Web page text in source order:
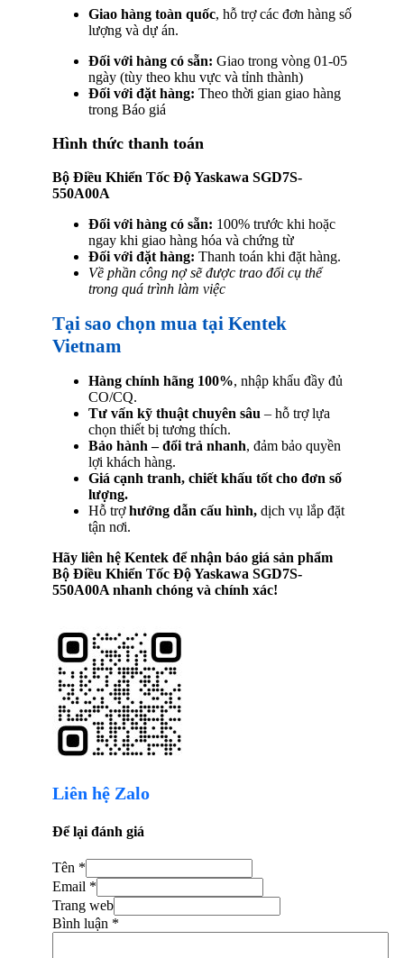
Giao hàng toàn quốc, hỗ trợ các đơn hàng số
lượng và dự án.
Đối với hàng có sẵn: Giao trong vòng 01-05
ngày (tùy theo khu vực và tỉnh thành)
Đối với đặt hàng: Theo thời gian giao hàng
trong Báo giá
Hình thức thanh toán
Bộ Điều Khiển Tốc Độ Yaskawa SGD7S-
550A00A
Đối với hàng có sẵn: 100% trước khi hoặc
ngay khi giao hàng hóa và chứng từ
Đối với đặt hàng: Thanh toán khi đặt hàng.
Về phần công nợ sẽ được trao đổi cụ thể
trong quá trình làm việc
Tại sao chọn mua tại Kentek
Vietnam
Hàng chính hãng 100%, nhập khẩu đầy đủ
CO/CQ.
Tư vấn kỹ thuật chuyên sâu – hỗ trợ lựa
chọn thiết bị tương thích.
Bảo hành – đổi trả nhanh, đảm bảo quyền
lợi khách hàng.
Giá cạnh tranh, chiết khấu tốt cho đơn số
lượng.
Hỗ trợhướng dẫn cấu hình, dịch vụ lắp đặt
tận nơi.
Hãy liên hệ Kentek để nhận báo giá sản phẩm
Bộ Điều Khiển Tốc Độ Yaskawa SGD7S-
550A00A nhanh chóng và chính xác!
Liên hệ Zalo
Để lại đánh giá
Tên *
Email *
Trang web
Bình luận *